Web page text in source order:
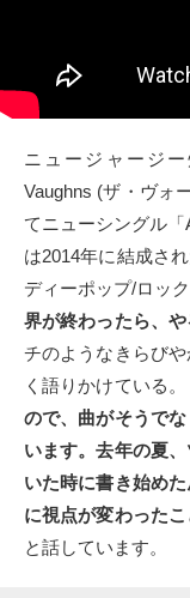
ト
SOCIAL
Twitter
Facebook
instagram
Tumblr
Soundcloud
ニュージャージ
Vaughns (ザ・ヴォ
てニューシングル「
は2014年に結成さ
ディーポップ/ロッ
界が終わったら、
チのようなきらび
く語りかけている。
ので、曲がそうで
います。去年の夏
いた時に書き始め
に視点が変わった
と話しています。